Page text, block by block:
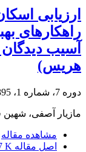
ارزیابی
راهکارهای
آسیب
هریس)
دوره 7، شماره 1، 1395، صفحه
مازیار آصفی،
مشاهده مقاله
اصل مقاله K